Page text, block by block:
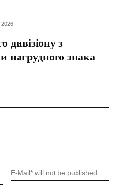
дивізіону з
нагрудного знака